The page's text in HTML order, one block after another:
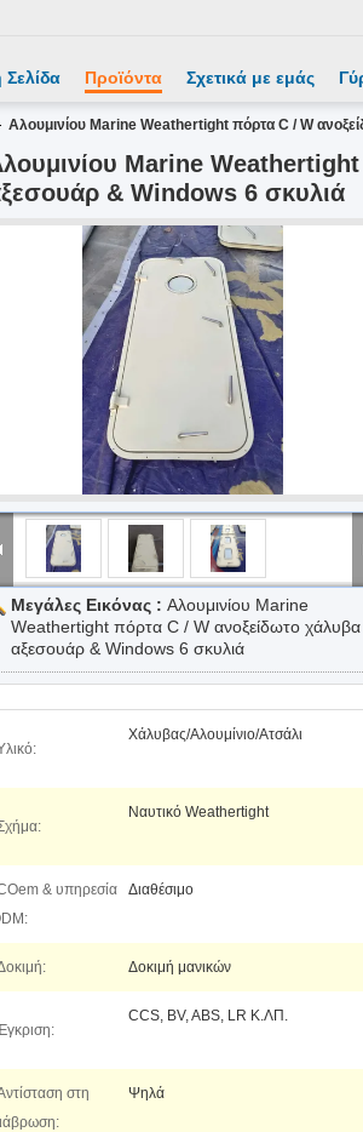
Σελίδα Προϊόντα Σχετικά με εμάς
Αλουμινίου Marine Weathertight πόρτα C / W
Marine
& Windows 6 σκυλιά
Μεγάλες Εικόνας : Αλουμινίου Marine
Weathertight πόρτα C / W ανοξείδωτο χάλυβα
αξεσουάρ & Windows 6 σκυλιά
Χάλυβας/Αλουμίνιο/Ατσάλι
Ναυτικό Weathertight
& υπηρεσία
Διαθέσιμο
Δοκιμή μανικών
CCS, BV, ABS, LR Κ.ΛΠ.
στη
Ψηλά